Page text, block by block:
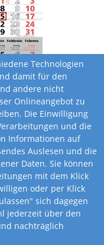
Technologien
damit für den
andere nicht
Onlineangebot zu
Die Einwilligung
und die
Informationen auf
Auslesen und die
Daten. Sie können
mit dem Klick
oder per Klick
sich dagegen
jederzeit über den
nachträglich